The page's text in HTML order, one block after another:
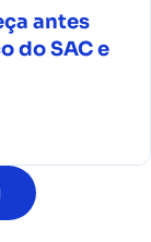
antes
do SAC e